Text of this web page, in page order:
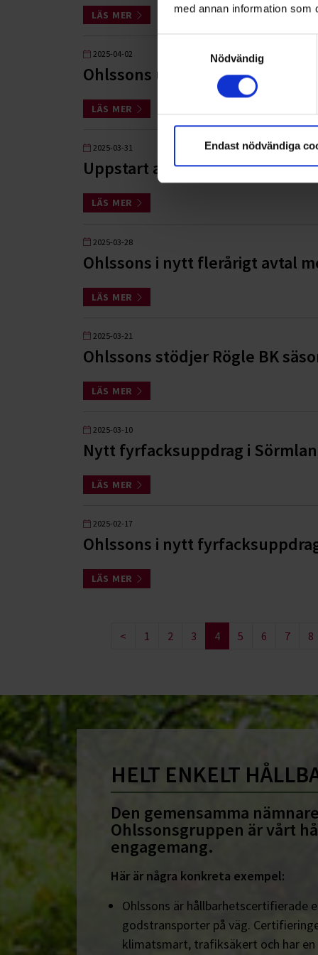
med annan information som
Nödvändig
Endast nödvändiga
LÄS MER
2025-04-02
Ohlssons utökar närvaron i
LÄS MER
2025-03-31
Uppstart av nytt uppdrag på
LÄS MER
2025-03-28
Ohlssons i nytt flerårigt avtal
LÄS MER
2025-03-21
Ohlssons stödjer Rögle BK
LÄS MER
2025-03-10
Nytt fyrfacksuppdrag i
LÄS MER
2025-02-17
Ohlssons i nytt
LÄS MER
< 1 2 3 4 5 6 7 8
HELT ENKELT
Den gemensamma
Ohlssonsgruppen är vårt
engagemang.
Här är några konkreta exempel:
Ohlssons är hållbarhetscertifierade
godstransporter på väg.
klimatsmart, trafiksäkert och har